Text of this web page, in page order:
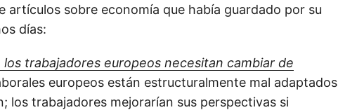
artículos sobre economía que había guardado por su
días:
trabajadores europeos necesitan cambiar de
europeos están estructuralmente mal adaptados
los trabajadores mejorarían sus perspectivas si